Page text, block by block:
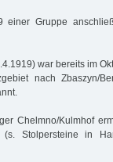
einer Gruppe
war bereits im
nach Zbaszyn/
Chelmno/Kulmhof
Stolpersteine in